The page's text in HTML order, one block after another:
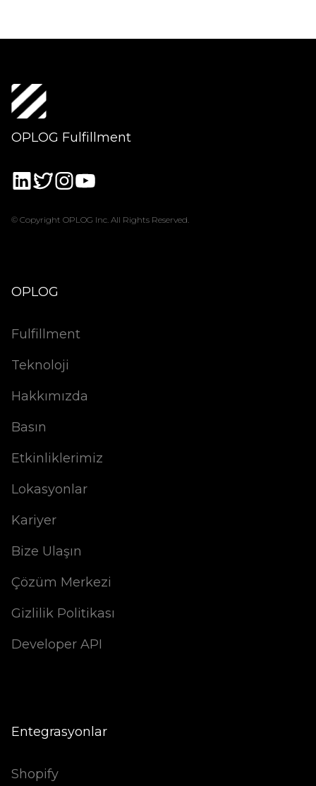
OPLOG Fulfillment
© Copyright OPLOG Inc. All Rights Reserved.
OPLOG
Fulfillment
Teknoloji
Hakkımızda
Basın
Etkinliklerimiz
Lokasyonlar
Kariyer
Bize Ulaşın
Çözüm Merkezi
Gizlilik Politikası
Developer API
Entegrasyonlar
Shopify